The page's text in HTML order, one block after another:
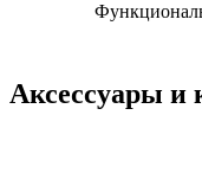
Аксессуары